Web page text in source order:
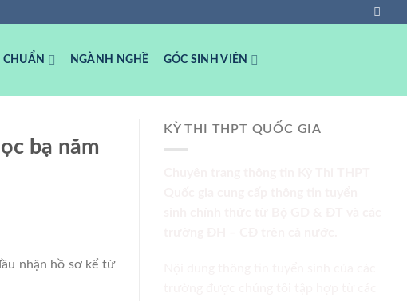
NGÀNH NGHỀ GÓC SINH VIÊN
bạ năm
nhận hồ sơ kể từ
KỲ THI THPT QUỐC GIA